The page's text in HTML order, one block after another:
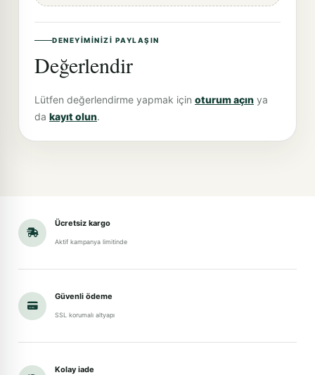
DENEYIMINIZI PAYLAŞIN
Değerlendir
Lütfen değerlendirme yapmak için oturum açın ya
da kayıt olun.
Ücretsiz kargo
Aktif kampanya limitinde
Güvenli ödeme
SSL korumalı altyapı
Kolay iade